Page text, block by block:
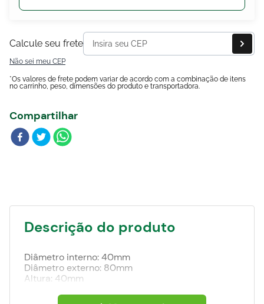
Calcule seu frete
Não sei meu CEP
*Os valores de frete podem variar de acordo com a combinação de itens
no carrinho, peso, dimensões do produto e transportadora.
Compartilhar
Descrição do produto
Diâmetro interno: 40mm
Diâmetro externo: 80mm
Altura: 40mm
Blog